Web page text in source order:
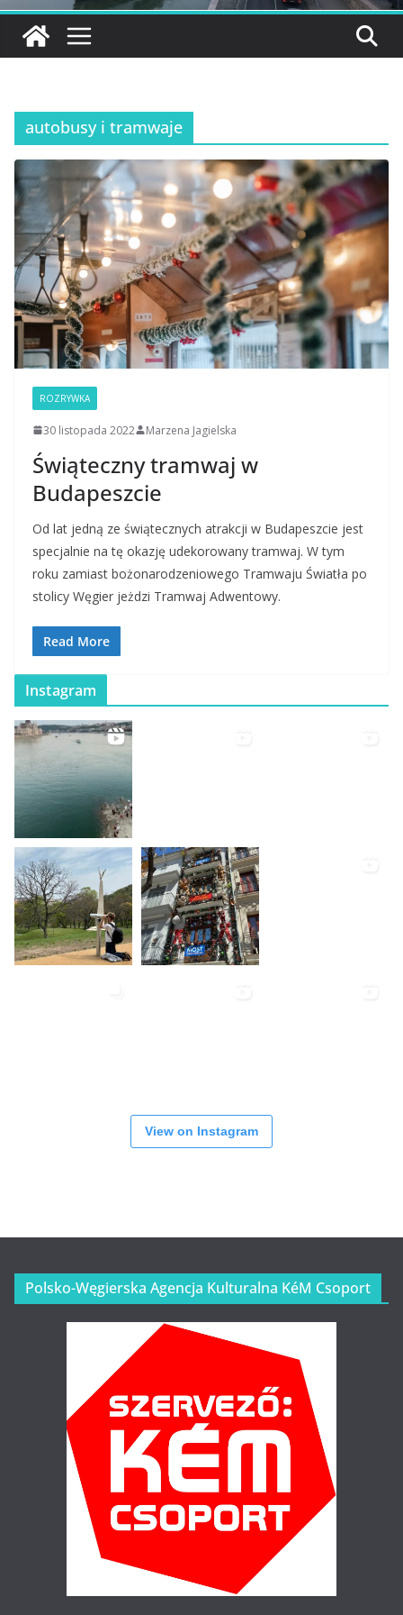
autobusy i tramwaje
ROZRYWKA
30 listopada 2022 Marzena Jagielska
Świąteczny tramwaj w
Budapeszcie
Od lat jedną ze świątecznych atrakcji w Budapeszcie jest
specjalnie na tę okazję udekorowany tramwaj. W tym
roku zamiast bożonarodzeniowego Tramwaju Światła po
stolicy Węgier jeżdzi Tramwaj Adwentowy.
Read More
Instagram
View on Instagram
Polsko-Węgierska Agencja Kulturalna KéM Csoport